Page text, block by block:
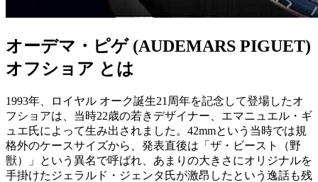
オーデマ・ピゲ (AUDEMARS PIGUET)
オフショア とは
1993年、ロイヤル オーク誕生21周年を記念して登場したオ
フショアは、当時22歳の若きデザイナー、エマニュエル・ギ
ュエ氏によって生み出されました。42mmという当時では規
格外のケースサイズから、発表直後は「ザ・ビースト（野
獣）」という異名で呼ばれ、あまりの大きさにオリジナルを
手掛けたジェラルド・ジェンタ氏が激昂したという逸話も残